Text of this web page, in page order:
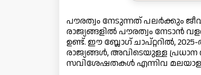
പൗരത്വം നേടുന്നത് പലർക്കും
രാജ്യങ്ങളിൽ പൗരത്വം നേടാൻ
ഉണ്ട്. ഈ ബ്ലോഗ് ചാപ്റ്ററിൽ,
രാജ്യങ്ങൾ, അവിടെയുള്ള
സവിശേഷതകൾ എന്നിവ